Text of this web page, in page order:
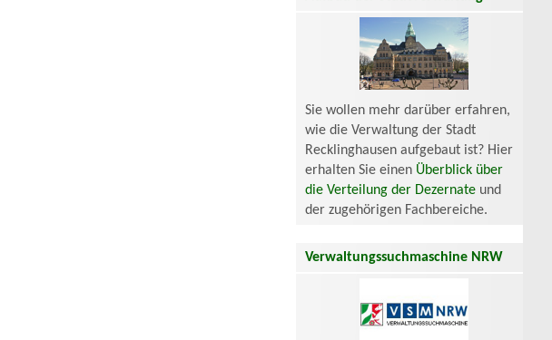
Sie wollen mehr darüber erfahren,
wie die Verwaltung der Stadt
Recklinghausen aufgebaut ist? Hier
erhalten Sie einen Überblick über
die Verteilung der Dezernate und
der zugehörigen Fachbereiche.
Verwaltungssuchmaschine NRW